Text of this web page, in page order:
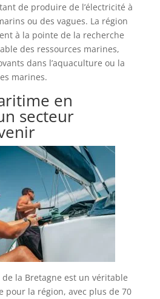
de produire de l’électricité à
ou des vagues. La région
à la pointe de la recherche
des ressources marines,
dans l’aquaculture ou la
marines.
en
secteur
de la Bretagne est un véritable
pour la région, avec plus de 70